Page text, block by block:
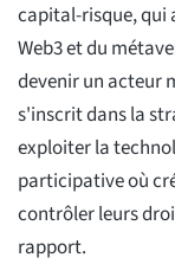
capital-risque, qui
Web3 et du
devenir un acteur
s'inscrit dans la
exploiter la
participative où
contrôler leurs
rapport.